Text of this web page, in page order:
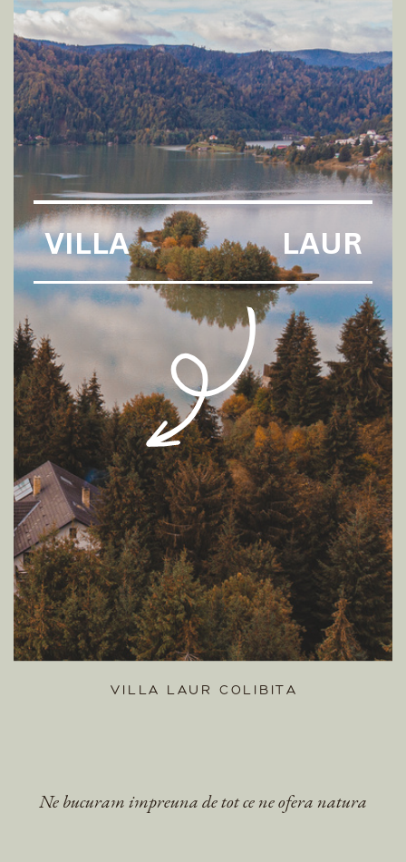
VILLA LAUR
VILLA LAUR COLIBITA
Ne bucuram impreuna de tot ce ne ofera natura